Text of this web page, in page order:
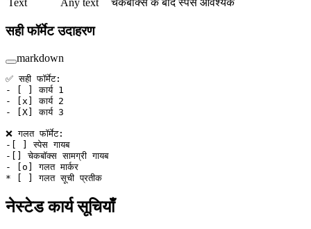
सही फॉर्मेट उदाहरण
markdown
✅ सही फॉर्मेट:
-
[ ] कार्य 1
-
x ] कार्य 2
-
X ] कार्य 3
❌ गलत फॉर्मेट:
-[ ] स्पेस गायब
-[] चेकबॉक्स सामग्री गायब
-
o ] गलत मार्कर
* [ ] गलत सूची प्रतीक
नेस्टेड कार्य सूचियाँ